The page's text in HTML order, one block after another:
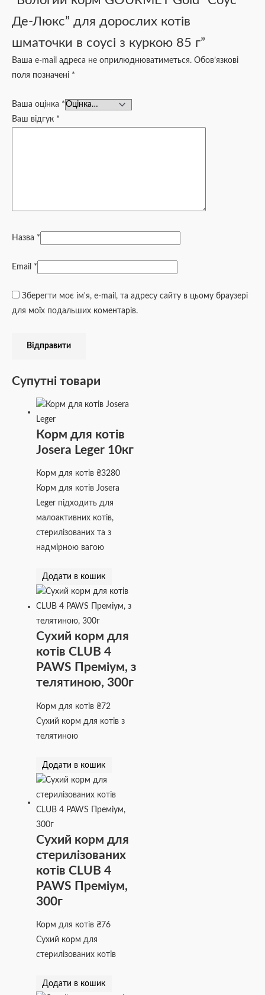
Де-Люкс” для дорослих котів
шматочки в соусі з куркою 85 г”
Ваша e-mail адреса не оприлюднюватиметься. Обов’язкові
поля позначені *
Ваша оцінка *
Ваш відгук *
Назва *
Email *
Зберегти моє ім'я, e-mail, та адресу сайту в цьому браузері
для моїх подальших коментарів.
Супутні товари
Корм для котів
Josera Leger 10кг
Корм для котів₴3280
Корм для котів Josera
Leger підходить для
малоактивних котів,
стерилізованих та з
надмірною вагою
Додати в кошик
Сухий корм для
котів CLUB 4
PAWS Преміум, з
телятиною, 300г
Корм для котів₴72
Сухий корм для котів з
телятиною
Додати в кошик
Сухий корм для
стерилізованих
котів CLUB 4
PAWS Преміум,
300г
Корм для котів₴76
Сухий корм для
стерилізованих котів
Додати в кошик